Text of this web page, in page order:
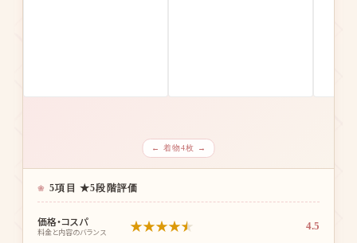
← 着物4枚 →
5項目 ★5段階評価
価格・コスパ
料金と内容のバランス ★★★★★ 4.5